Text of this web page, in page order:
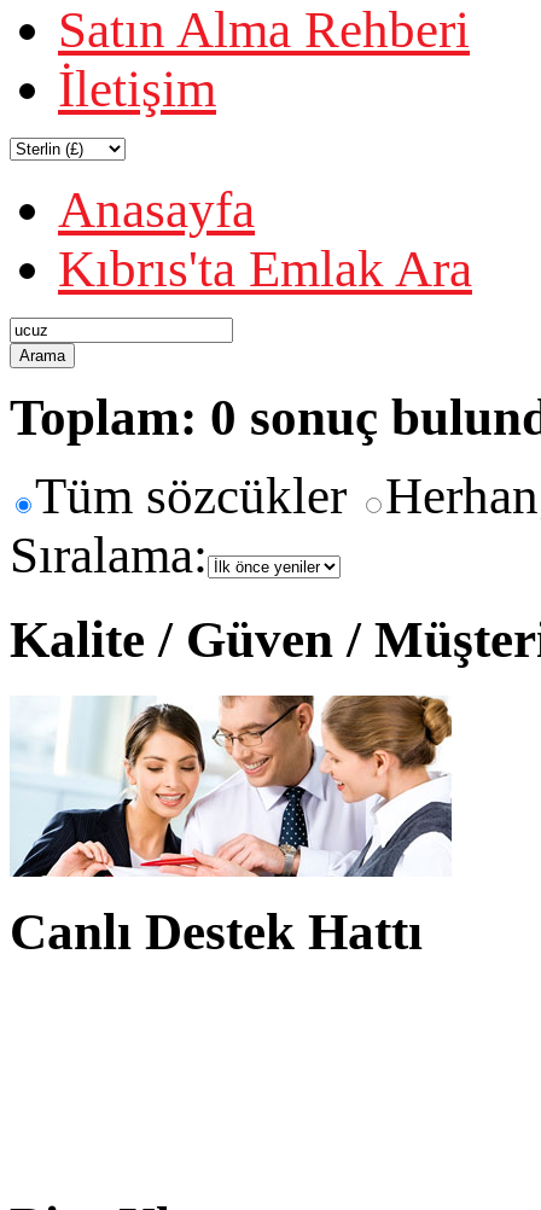
Satın Alma Rehberi
İletişim
Anasayfa
Kıbrıs'ta Emlak Ara
Arama
Toplam: 0 sonuç
Tüm sözcükler
Sıralama:
Kalite / Güven /
Canlı Destek Hattı